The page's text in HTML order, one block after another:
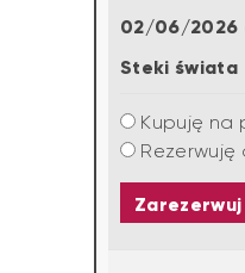
02/06/2026
Steki świata
Kupuję na
Rezerwuję
Zarezerwuj